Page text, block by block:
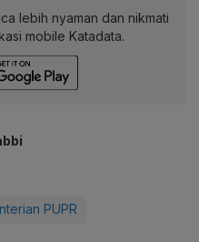
lebih nyaman dan nikmati
mobile Katadata.
PUPR